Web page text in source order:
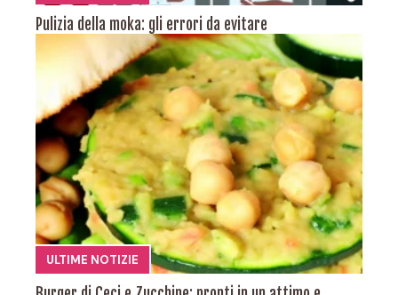
Pulizia della moka: gli errori da evitare
ULTIME NOTIZIE